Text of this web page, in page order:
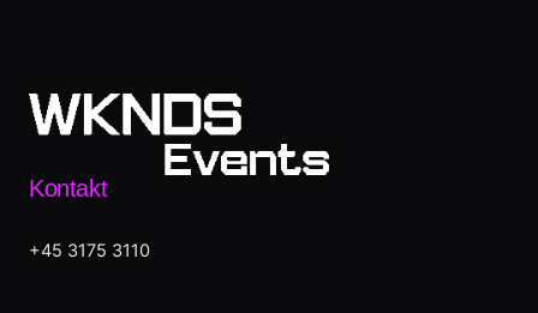
Kontakt
+45 3175 3110